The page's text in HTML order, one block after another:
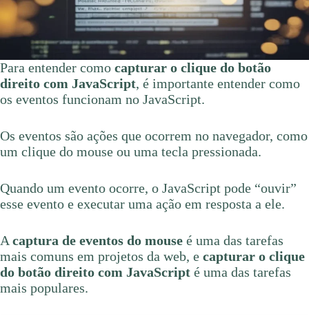
Para entender como capturar o clique do botão
direito com JavaScript, é importante entender como
os eventos funcionam no JavaScript.
Os eventos são ações que ocorrem no navegador, como
um clique do mouse ou uma tecla pressionada.
Quando um evento ocorre, o JavaScript pode “ouvir”
esse evento e executar uma ação em resposta a ele.
A captura de eventos do mouse é uma das tarefas
mais comuns em projetos da web, e capturar o clique
do botão direito com JavaScript é uma das tarefas
mais populares.